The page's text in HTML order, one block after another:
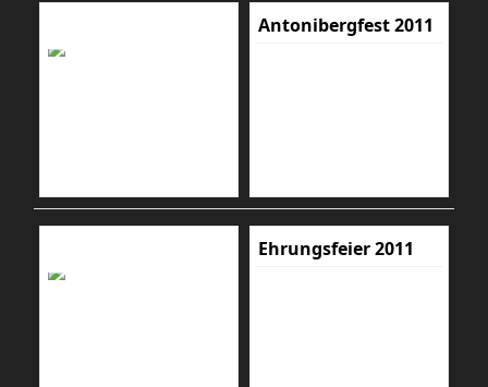
Antonibergfest 2011
Ehrungsfeier 2011